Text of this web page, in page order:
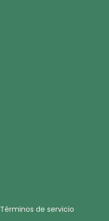
Términos de servicio